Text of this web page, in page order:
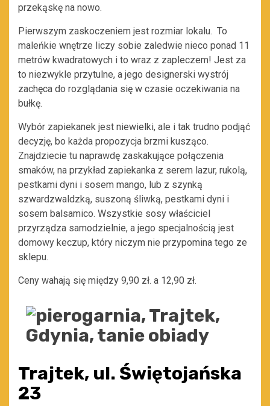
przekąskę na nowo.
Pierwszym zaskoczeniem jest rozmiar lokalu. To
maleńkie wnętrze liczy sobie zaledwie nieco ponad 11
metrów kwadratowych i to wraz z zapleczem! Jest za
to niezwykle przytulne, a jego designerski wystrój
zachęca do rozglądania się w czasie oczekiwania na
bułkę.
Wybór zapiekanek jest niewielki, ale i tak trudno podjąć
decyzję, bo każda propozycja brzmi kusząco.
Znajdziecie tu naprawdę zaskakujące połączenia
smaków, na przykład zapiekanka z serem lazur, rukolą,
pestkami dyni i sosem mango, lub z szynką
szwardzwaldzką, suszoną śliwką, pestkami dyni i
sosem balsamico. Wszystkie sosy właściciel
przyrządza samodzielnie, a jego specjalnością jest
domowy keczup, który niczym nie przypomina tego ze
sklepu.
Ceny wahają się między 9,90 zł. a 12,90 zł.
Trajtek, ul. Świętojańska
23